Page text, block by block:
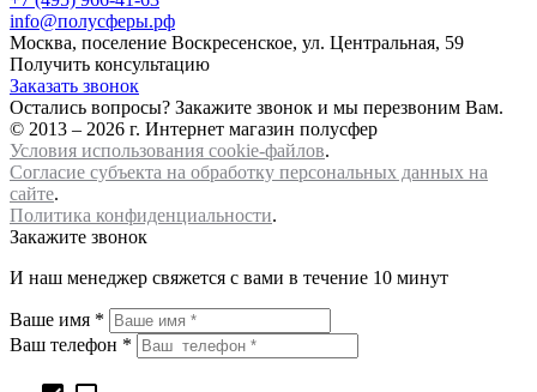
info@полусферы.рф
Москва, поселение Воскресенское, ул. Центральная, 59
Получить консультацию
Заказать звонок
Остались вопросы? Закажите звонок и мы перезвоним Вам.
© 2013 – 2026 г. Интернет магазин полусфер
Условия использования cookie-файлов.
Согласие субъекта на обработку персональных данных на
сайте.
Политика конфиденциальности.
Закажите звонок
И наш менеджер свяжется с вами в течение 10 минут
Ваше имя *
Ваш телефон *